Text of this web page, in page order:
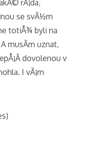
rÃ¡da,
se svÃ½m
totiÅ¾ byli na
musÃ­m uznat,
dovolenou v
I vÃ¡m